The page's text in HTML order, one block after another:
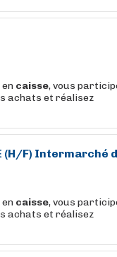
caisse, vous
achats et réalisez
(H/F) Intermarché
caisse, vous
achats et réalisez